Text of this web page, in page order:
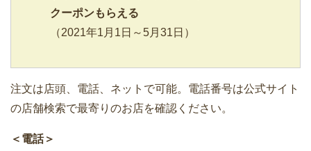
クーポンもらえる
（2021年1月1日～5月31日）
注文は店頭、電話、ネットで可能。電話番号は公式サイト
の店舗検索で最寄りのお店を確認ください。
＜電話＞